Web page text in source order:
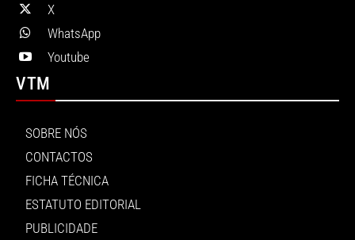
X
WhatsApp
Youtube
VTM
SOBRE NÓS
CONTACTOS
FICHA TÉCNICA
ESTATUTO EDITORIAL
PUBLICIDADE